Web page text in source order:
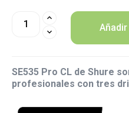
SE535 Pro CL de Shure
profesionales con tres